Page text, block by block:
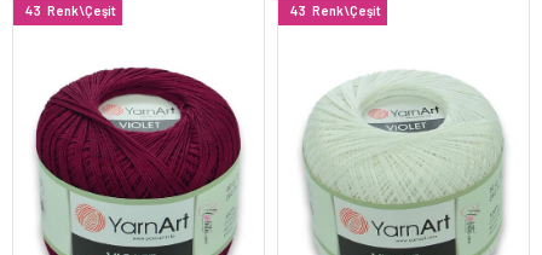
43 Renk\Çeşit 43 Renk\Çeşit